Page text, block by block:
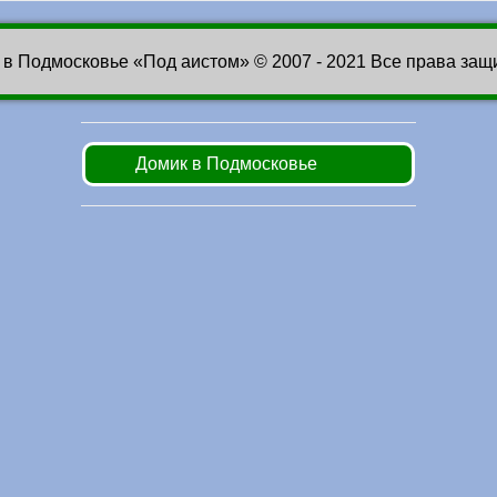
Подмосковье «Под аистом» © 2007 - 2021 Все права
Домик в Подмосковье